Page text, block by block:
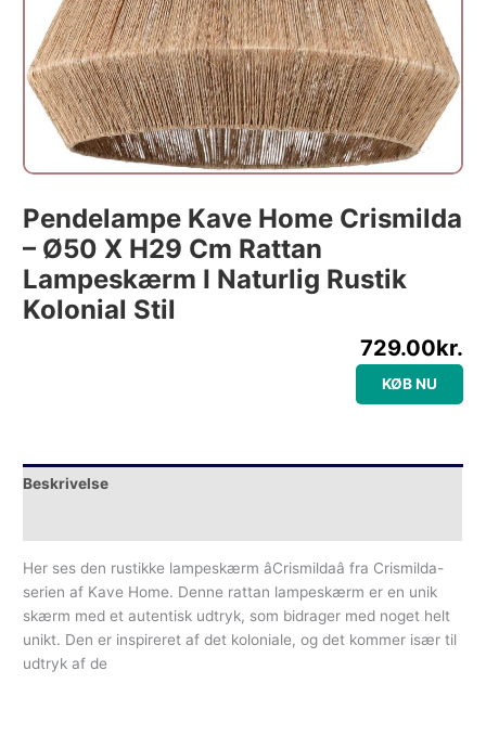
Pendelampe Kave Home Crismilda
– Ø50 X H29 Cm Rattan
Lampeskærm I Naturlig Rustik
Kolonial Stil
729.00kr.
KØB NU
Beskrivelse
Her ses den rustikke lampeskærm âCrismildaâ fra Crismilda-
serien af Kave Home. Denne rattan lampeskærm er en unik
skærm med et autentisk udtryk, som bidrager med noget helt
unikt. Den er inspireret af det koloniale, og det kommer især til
udtryk af de